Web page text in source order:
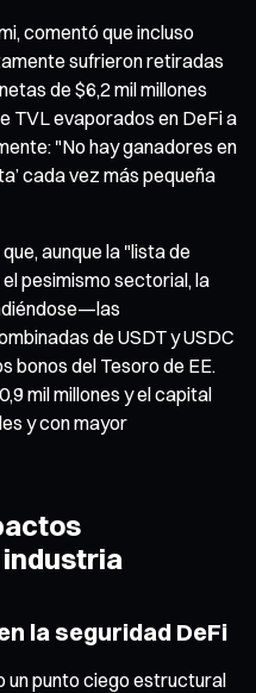
comentó que incluso
sufrieron retiradas
de $6,2 mil millones
TVL evaporados en DeFi a
"No hay ganadores en
cada vez más pequeña
aunque la "lista de
pesimismo sectorial, la
de USDT y USDC
bonos del Tesoro de EE.
mil millones y el capital
y con mayor
la seguridad DeFi
un punto ciego estructural